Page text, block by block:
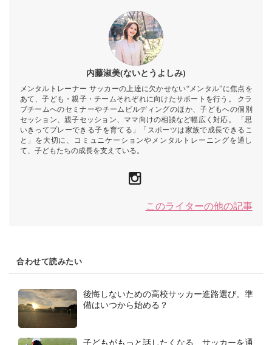
内藤淑美(ないとうよしみ)
メンタルトレーナー サッカーの上達に欠かせない“メンタル”に焦点を
あて、子ども・親子・チームそれぞれに向けたサポートを行う。 クラ
ブチームへのセミナーやチームビルディングのほか、子どもへの個別
セッション、親子セッション、ママ向けの相談など幅広く対応。 「思
いきってプレーできる子を育てる」「スポーツは家族で成長できるこ
と」を大切に、コミュニケーションやメンタルトレーニングを通し
て、子どもたちの成長を支えている。
このライターの他の記事
合わせて読みたい
後悔しないための高校サッカー進路選び。準
備はいつから始める？
子どもがもっと話したくなる、サッカーを通